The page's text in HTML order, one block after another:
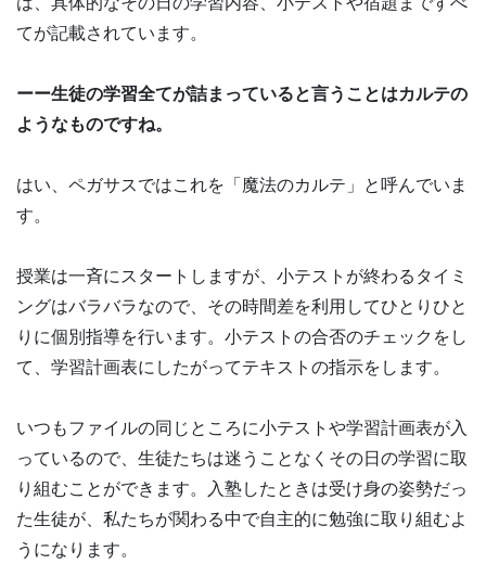
てが記載されています。
ーー生徒の学習全てが詰まっていると言うことはカルテの
ようなものですね。
はい、ペガサスではこれを「魔法のカルテ」と呼んでいま
す。
授業は一斉にスタートしますが、小テストが終わるタイミ
ングはバラバラなので、その時間差を利用してひとりひと
りに個別指導を行います。小テストの合否のチェックをし
て、学習計画表にしたがってテキストの指示をします。
いつもファイルの同じところに小テストや学習計画表が入
っているので、生徒たちは迷うことなくその日の学習に取
り組むことができます。入塾したときは受け身の姿勢だっ
た生徒が、私たちが関わる中で自主的に勉強に取り組むよ
うになります。